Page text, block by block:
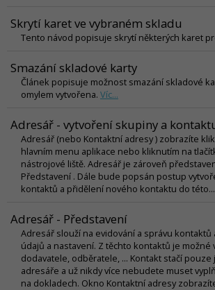
Skrytí karet ve vybraném skladu
Tento návod popisuje skrytí některých karet
Smazání skladové karty
Článek popisuje možnost smazání skladové
omylem vytvořena. Víc...
Adresář - vytvoření skupiny a
Adresář (nebo Kontaktní adresy ) zobrazíte
hlavním menu aplikace nebo kliknutím na
nástrojové liště. Adresář je zároveň
Představení . Dále bude popsán postup
kontaktů a přidělení nového kontaktu do této...
Adresář - Představení
Adresář slouží na evidování a správu kontaktů
údajů a nastavení. Z těchto kontaktů je možné
dodavatele, odběratele, ... Kontakt stačí
adresáře a už nikdy více nebudete muset
na dokladech. Okno Kontaktní adresy